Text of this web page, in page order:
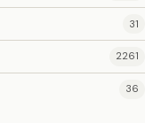
31
2261
36